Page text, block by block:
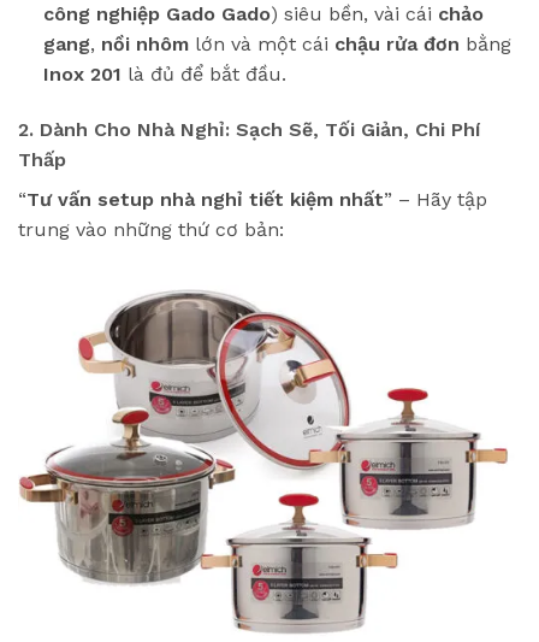
công nghiệp Gado Gado) siêu bền, vài cái chảo
gang, nồi nhômlớn và một cái chậu rửa đơn bằng
Inox 201 là đủ để bắt đầu.
2. Dành Cho Nhà Nghỉ: Sạch Sẽ, Tối Giản, Chi Phí
Thấp
“Tư vấn setup nhà nghỉ tiết kiệm nhất” – Hãy tập
trung vào những thứ cơ bản: